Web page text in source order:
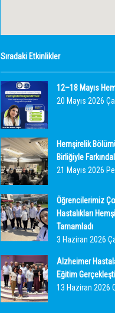
Sıradaki Etkinlikler
12–18 Mayıs
20 Mayıs 2026
Hemşirelik
Birliğiyle
21 Mayıs 2026
Öğrencilerimiz
Hastalıkları
Tamamladı
3 Haziran 2026
Alzheimer
Eğitim
13 Haziran 2026